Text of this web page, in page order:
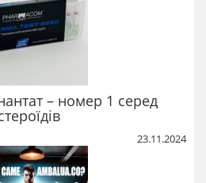
– номер 1 серед
23.11.2024